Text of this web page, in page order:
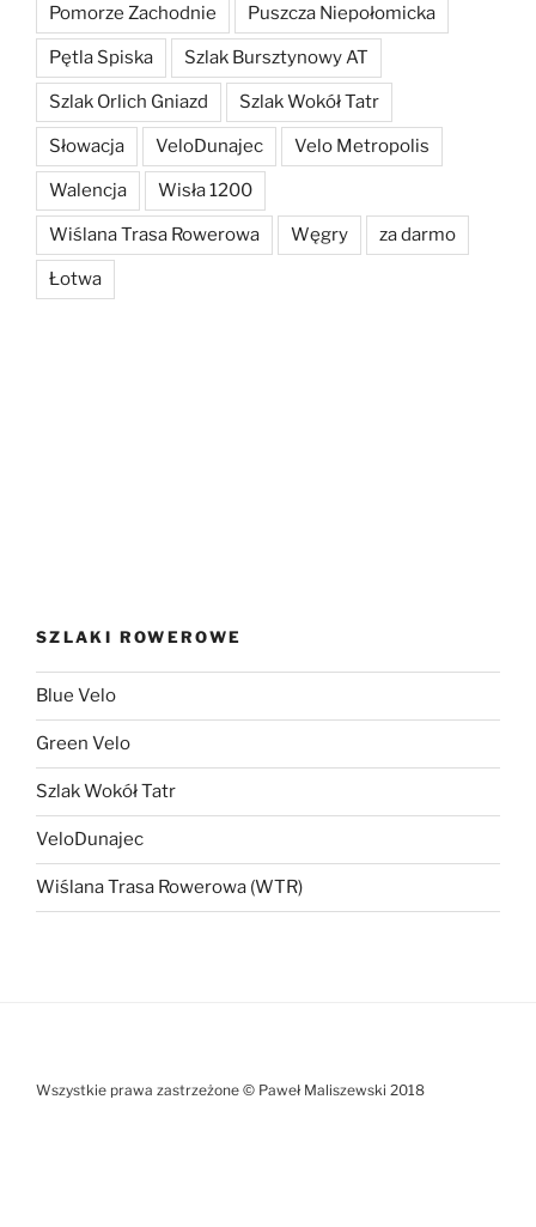
Pomorze Zachodnie Puszcza Niepołomicka
Pętla Spiska Szlak Bursztynowy AT
Szlak Orlich Gniazd Szlak Wokół Tatr
Słowacja VeloDunajec Velo Metropolis
Walencja Wisła 1200
Wiślana Trasa Rowerowa Węgry za darmo
Łotwa
SZLAKI ROWEROWE
Blue Velo
Green Velo
Szlak Wokół Tatr
VeloDunajec
Wiślana Trasa Rowerowa (WTR)
Wszystkie prawa zastrzeżone © Paweł Maliszewski 2018